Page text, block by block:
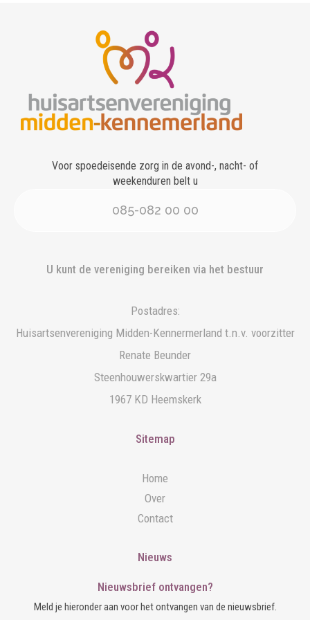
Voor spoedeisende zorg in de avond-, nacht- of
weekenduren belt u
085-082 00 00
U kunt de vereniging bereiken via het bestuur
Postadres:
Huisartsenvereniging Midden-Kennermerland t.n.v. voorzitter
Renate Beunder
Steenhouwerskwartier 29a
1967 KD Heemskerk
Sitemap
Home
Over
Contact
Nieuws
Nieuwsbrief ontvangen?
Meld je hieronder aan voor het ontvangen van de nieuwsbrief.